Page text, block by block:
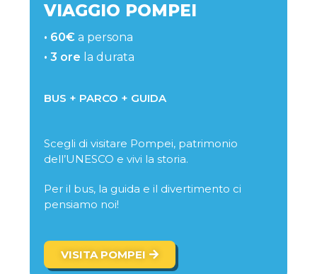
VIAGGIO POMPEI
• 60€ a persona
• 3 ore la durata
BUS + PARCO + GUIDA
Scegli di visitare Pompei, patrimonio
dell’UNESCO e vivi la storia.
Per il bus, la guida e il divertimento ci
pensiamo noi!
VISITA POMPEI